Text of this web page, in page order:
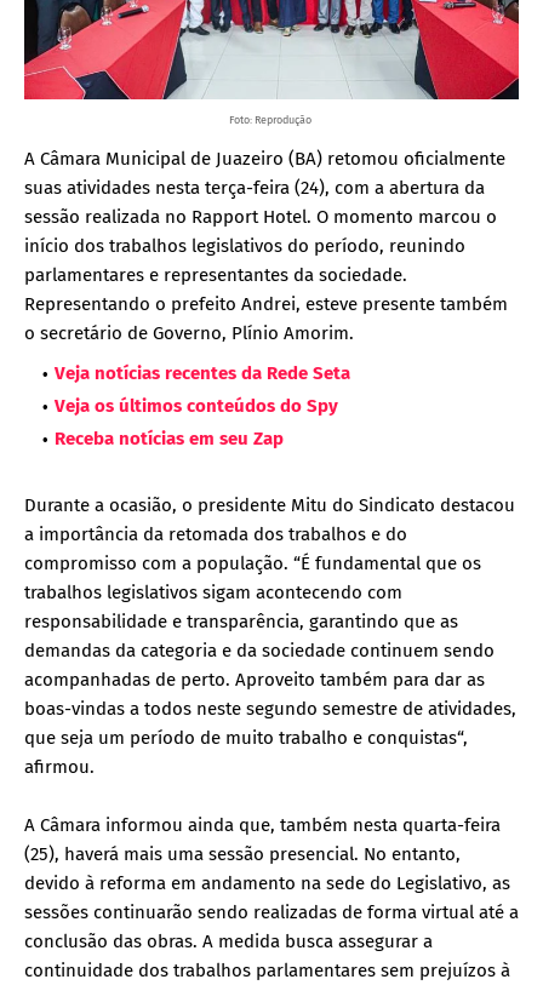
Foto: Reprodução
A Câmara Municipal de Juazeiro (BA) retomou oficialmente
suas atividades nesta terça-feira (24), com a abertura da
sessão realizada no Rapport Hotel. O momento marcou o
início dos trabalhos legislativos do período, reunindo
parlamentares e representantes da sociedade.
Representando o prefeito Andrei, esteve presente também
o secretário de Governo, Plínio Amorim.
Veja notícias recentes da Rede Seta
Veja os últimos conteúdos do Spy
Receba notícias em seu Zap
Durante a ocasião, o presidente Mitu do Sindicato destacou
a importância da retomada dos trabalhos e do
compromisso com a população. “É fundamental que os
trabalhos legislativos sigam acontecendo com
responsabilidade e transparência, garantindo que as
demandas da categoria e da sociedade continuem sendo
acompanhadas de perto. Aproveito também para dar as
boas-vindas a todos neste segundo semestre de atividades,
que seja um período de muito trabalho e conquistas“,
afirmou.
A Câmara informou ainda que, também nesta quarta-feira
(25), haverá mais uma sessão presencial. No entanto,
devido à reforma em andamento na sede do Legislativo, as
sessões continuarão sendo realizadas de forma virtual até a
conclusão das obras. A medida busca assegurar a
continuidade dos trabalhos parlamentares sem prejuízos à